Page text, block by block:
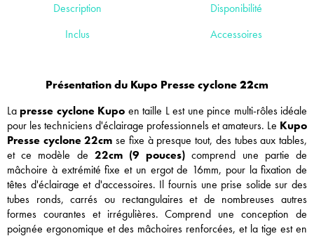
Description
Disponibilité
Inclus
Accessoires
Présentation du Kupo Presse cyclone 22cm
Lapresse cyclone Kupo en taille L est une pince multi-rôles idéale
pour les techniciens d'éclairage professionnels et amateurs. Le Kupo
Presse cyclone 22cm se fixe à presque tout, des tubes aux tables,
et ce modèle de 22cm (9 pouces) comprend une partie de
mâchoire à extrémité fixe et un ergot de 16mm, pour la fixation de
têtes d'éclairage et d'accessoires. Il fournis une prise solide sur des
tubes ronds, carrés ou rectangulaires et de nombreuses autres
formes courantes et irrégulières. Comprend une conception de
poignée ergonomique et des mâchoires renforcées, et la tige est en